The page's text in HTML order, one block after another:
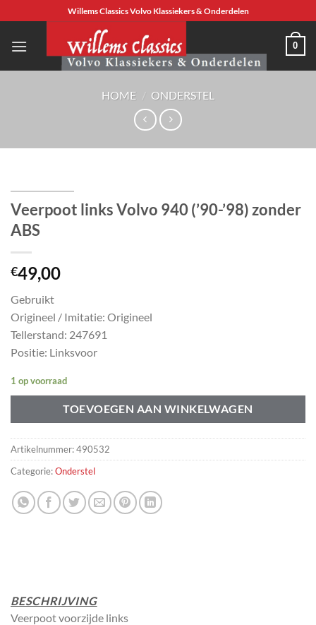
naar
inhoud
Willems Classics Volvo Klassiekers & Onderdelen
0
HOME / ONDERSTEL
Veerpoot links Volvo 940 (’90-’98) zonder
ABS
€49,00
Gebruikt
Origineel / Imitatie: Origineel
Tellerstand: 247691
Positie: Linksvoor
1 op voorraad
TOEVOEGEN AAN WINKELWAGEN
Artikelnummer:490532
Categorie:Onderstel
BESCHRIJVING
Veerpoot voorzijde links